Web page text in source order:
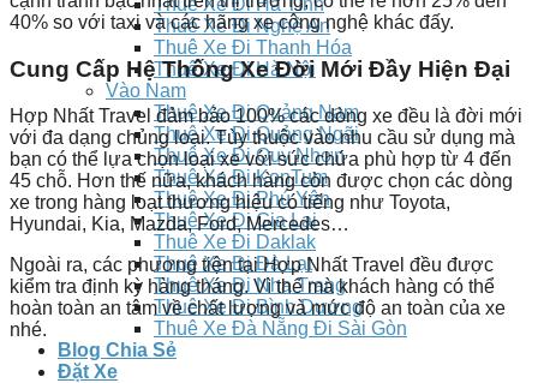
Thuê Xe Đi Hà Tĩnh
Thuê Xe Đi Nghệ An
Thuê Xe Đi Thanh Hóa
Thuê Xe Đi Hà Nội
Vào Nam
Thuê Xe Đi Quảng Nam
Thuê Xe Đi Quảng Ngãi
Thuê Xe Đi Quy Nhơn
Thuê Xe Đi KonTum
Thuê Xe Đi Phú Yên
Thuê Xe Đi Gia Lai
Thuê Xe Đi Daklak
Thuê Xe Đi Đà Lạt
Thuê Xe Đi Nha Trang
Thuê Xe Đi Bình Dương
Thuê Xe Đà Nẵng Đi Sài Gòn
Blog Chia Sẻ
Đặt Xe
40% so với taxi và các hãng xe công nghệ khác đấy.
Cung Cấp Hệ Thống Xe Đời Mới Đầy Hiện Đại
Hợp Nhất Travel đảm bảo 100% các dòng xe đều là đời mới
với đa dạng chủng loại. Tùy thuộc vào nhu cầu sử dụng mà
bạn có thể lựa chọn loại xe với sức chứa phù hợp từ 4 đến
45 chỗ. Hơn thế nữa, khách hàng còn được chọn các dòng
xe trong hàng loạt thương hiệu có tiếng như Toyota,
Hyundai, Kia, Mazda, Ford, Mercedes…
Ngoài ra, các phương tiện tại Hợp Nhất Travel đều được
kiểm tra định kỳ hàng tháng. Vì thế mà khách hàng có thể
hoàn toàn an tâm về chất lượng và mức độ an toàn của xe
nhé.